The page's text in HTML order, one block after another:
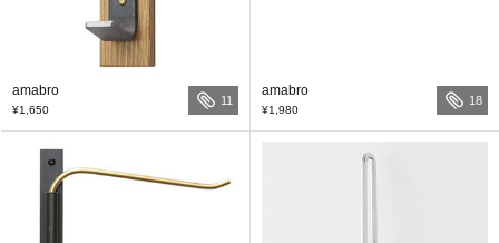
amabro
¥1,650
11
amabro
¥1,980
18